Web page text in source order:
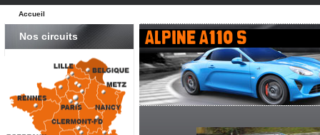
Accueil
Nos circuits alpine a110 s